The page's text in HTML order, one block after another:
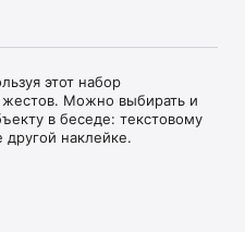
этот набор
Можно выбирать и
в беседе: текстовому
наклейке.